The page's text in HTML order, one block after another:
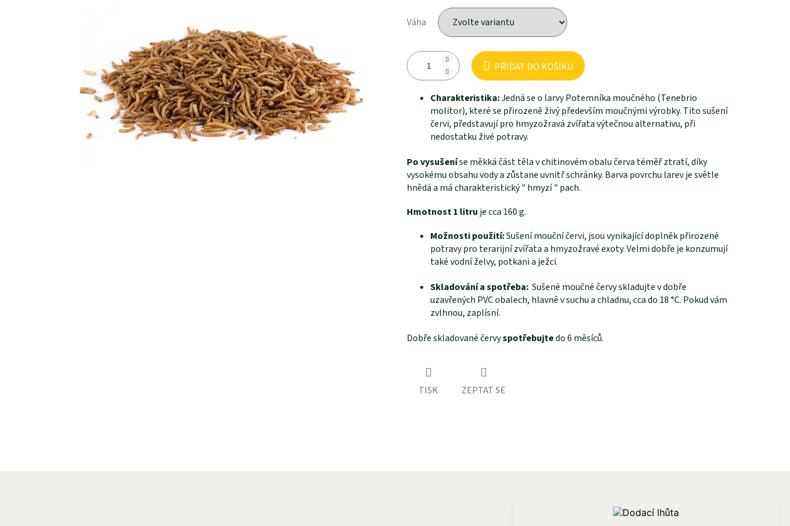
Váha
PŘIDAT DO KOŠÍKU
Charakteristika:Jedná se o larvy Potemníka moučného (Tenebrio
molitor), které se přirozeně živý především moučnými výrobky. Tito sušení
červi, představují pro hmyzožravá zvířata výtečnou alternativu, při
nedostatku živé potravy.
Po vysušeníse měkká část těla v chitinovém obalu červa téměř ztratí, díky
vysokému obsahu vody a zůstane uvnitř schránky. Barva povrchu larev je světle
hnědá a má charakteristický " hmyzí " pach.
Hmotnost 1 litru je cca 160 g.
Možnosti použití:Sušení mouční červi, jsou vynikající doplněk přirozené
potravy pro terarijní zvířata a hmyzožravé exoty. Velmi dobře je konzumují
také vodní želvy, potkani a ježci.
Skladování a spotřeba: Sušené moučné červy skladujte v dobře
uzavřených PVC obalech, hlavně v suchu a chladnu, cca do 18 °C. Pokud vám
zvlhnou, zaplísní.
Dobře skladované červyspotřebujtedo 6 měsíců.
TISK ZEPTAT SE